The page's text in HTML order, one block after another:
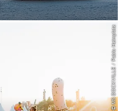
© MS DOCKVILLE / Pablo Heimplatz